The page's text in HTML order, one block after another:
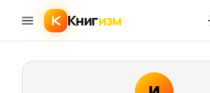
Книгизм